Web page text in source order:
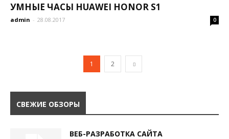
УМНЫЕ ЧАСЫ HUAWEI HONOR S1
admin - 28.08.2017 0
1 2
СВЕЖИЕ ОБЗОРЫ
ВЕБ-РАЗРАБОТКА САЙТА